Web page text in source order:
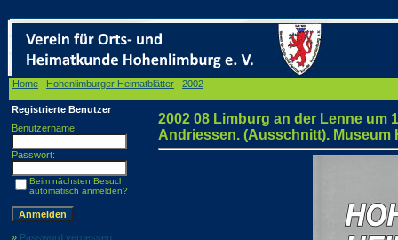
Home Hohenlimburger Heimatblätter 2002
Registrierte Benutzer
Benutzername:
Passwort:
Beim nächsten Besuch
automatisch anmelden?
» Password vergessen
2002 08 Limburg an der Lenne um
Andriessen. (Ausschnitt). Museum